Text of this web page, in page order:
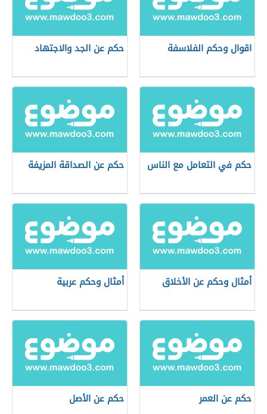
اقوال وحكم الفلاسفة حكم عن الجد والاجتهاد
حكم في التعامل مع الناس حكم عن الصداقة المزيفة
أمثال وحكم عن الأخلاق أمثال وحكم عربية
حكم عن العمر حكم عن الأصل